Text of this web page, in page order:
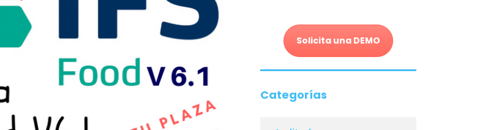
Solicita una DEMO
Categorías